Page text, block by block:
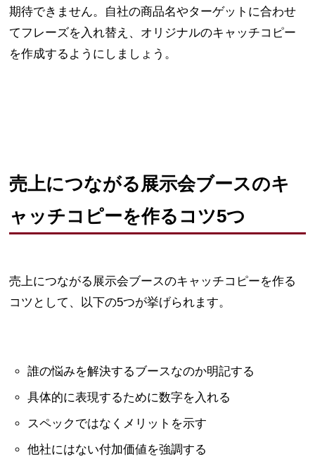
期待できません。自社の商品名やターゲットに合わせ
てフレーズを入れ替え、オリジナルのキャッチコピー
を作成するようにしましょう。
売上につながる展示会ブースのキ
ャッチコピーを作るコツ5つ
売上につながる展示会ブースのキャッチコピーを作る
コツとして、以下の5つが挙げられます。
誰の悩みを解決するブースなのか明記する
具体的に表現するために数字を入れる
スペックではなくメリットを示す
他社にはない付加価値を強調する